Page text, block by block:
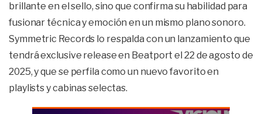
brillante en el sello, sino que confirma su habilidad para
fusionar técnica y emoción en un mismo plano sonoro.
Symmetric Records lo respalda con un lanzamiento que
tendrá exclusive release en Beatport el 22 de agosto de
2025, y que se perfila como un nuevo favorito en
playlists y cabinas selectas.